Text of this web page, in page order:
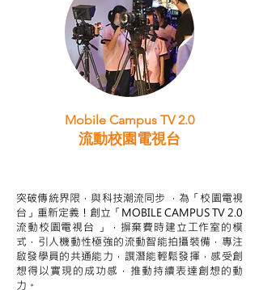
Mobile Campus TV 2.0
流動校園電視台
突破傳統界限，與科技潮流同步 ，為「校園電視
台」重新定義！創立「MOBILE CAMPUS TV 2.0
流動校園電視台 」，摒棄費時建立工作室的模
式，引人機動性極強的流動智能拍攝裝備，專注
啟發學員的共通能力，譔潛能輕鬆發揮，感受創
想得以實現的成功感，推動持續表達創想的動
力。